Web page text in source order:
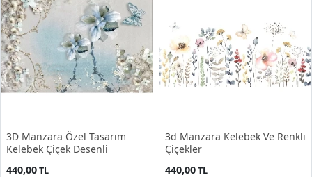
3D Manzara Özel Tasarım
Kelebek Çiçek Desenli
440,00TL
3d Manzara Kelebek Ve Renkli
Çiçekler
440,00TL